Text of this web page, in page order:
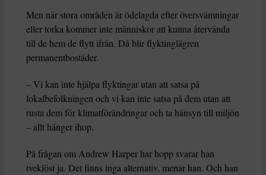
Men när stora områden är ödelagda efter översvämningar
eller torka kommer inte människor att kunna återvända
till de hem de flytt ifrån. Då blir flyktinglägren
permanentbostäder.
– Vi kan inte hjälpa flyktingar utan att satsa på
lokalbefolkningen och vi kan inte satsa på dem utan att
rusta dem för klimatförändringar och ta hänsyn till miljön
– allt hänger ihop.
På frågan om Andrew Harper har hopp svarar han
tveklöst ja. Det finns inga alternativ, menar han. Och han